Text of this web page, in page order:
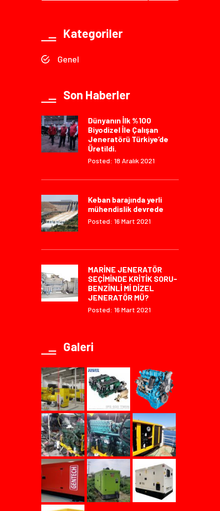
Kategoriler
Genel
Son Haberler
Dünyanın İlk %100
Biyodizel İle Çalışan
Jeneratörü Türkiye’de
Üretildi.
Posted: 18 Aralık 2021
Keban barajında yerli
mühendislik devrede
Posted: 16 Mart 2021
MARİNE JENERATÖR
SEÇİMİNDE KRİTİK SORU-
BENZİNLİ Mİ DİZEL
JENERATÖR MÜ?
Posted: 16 Mart 2021
Galeri